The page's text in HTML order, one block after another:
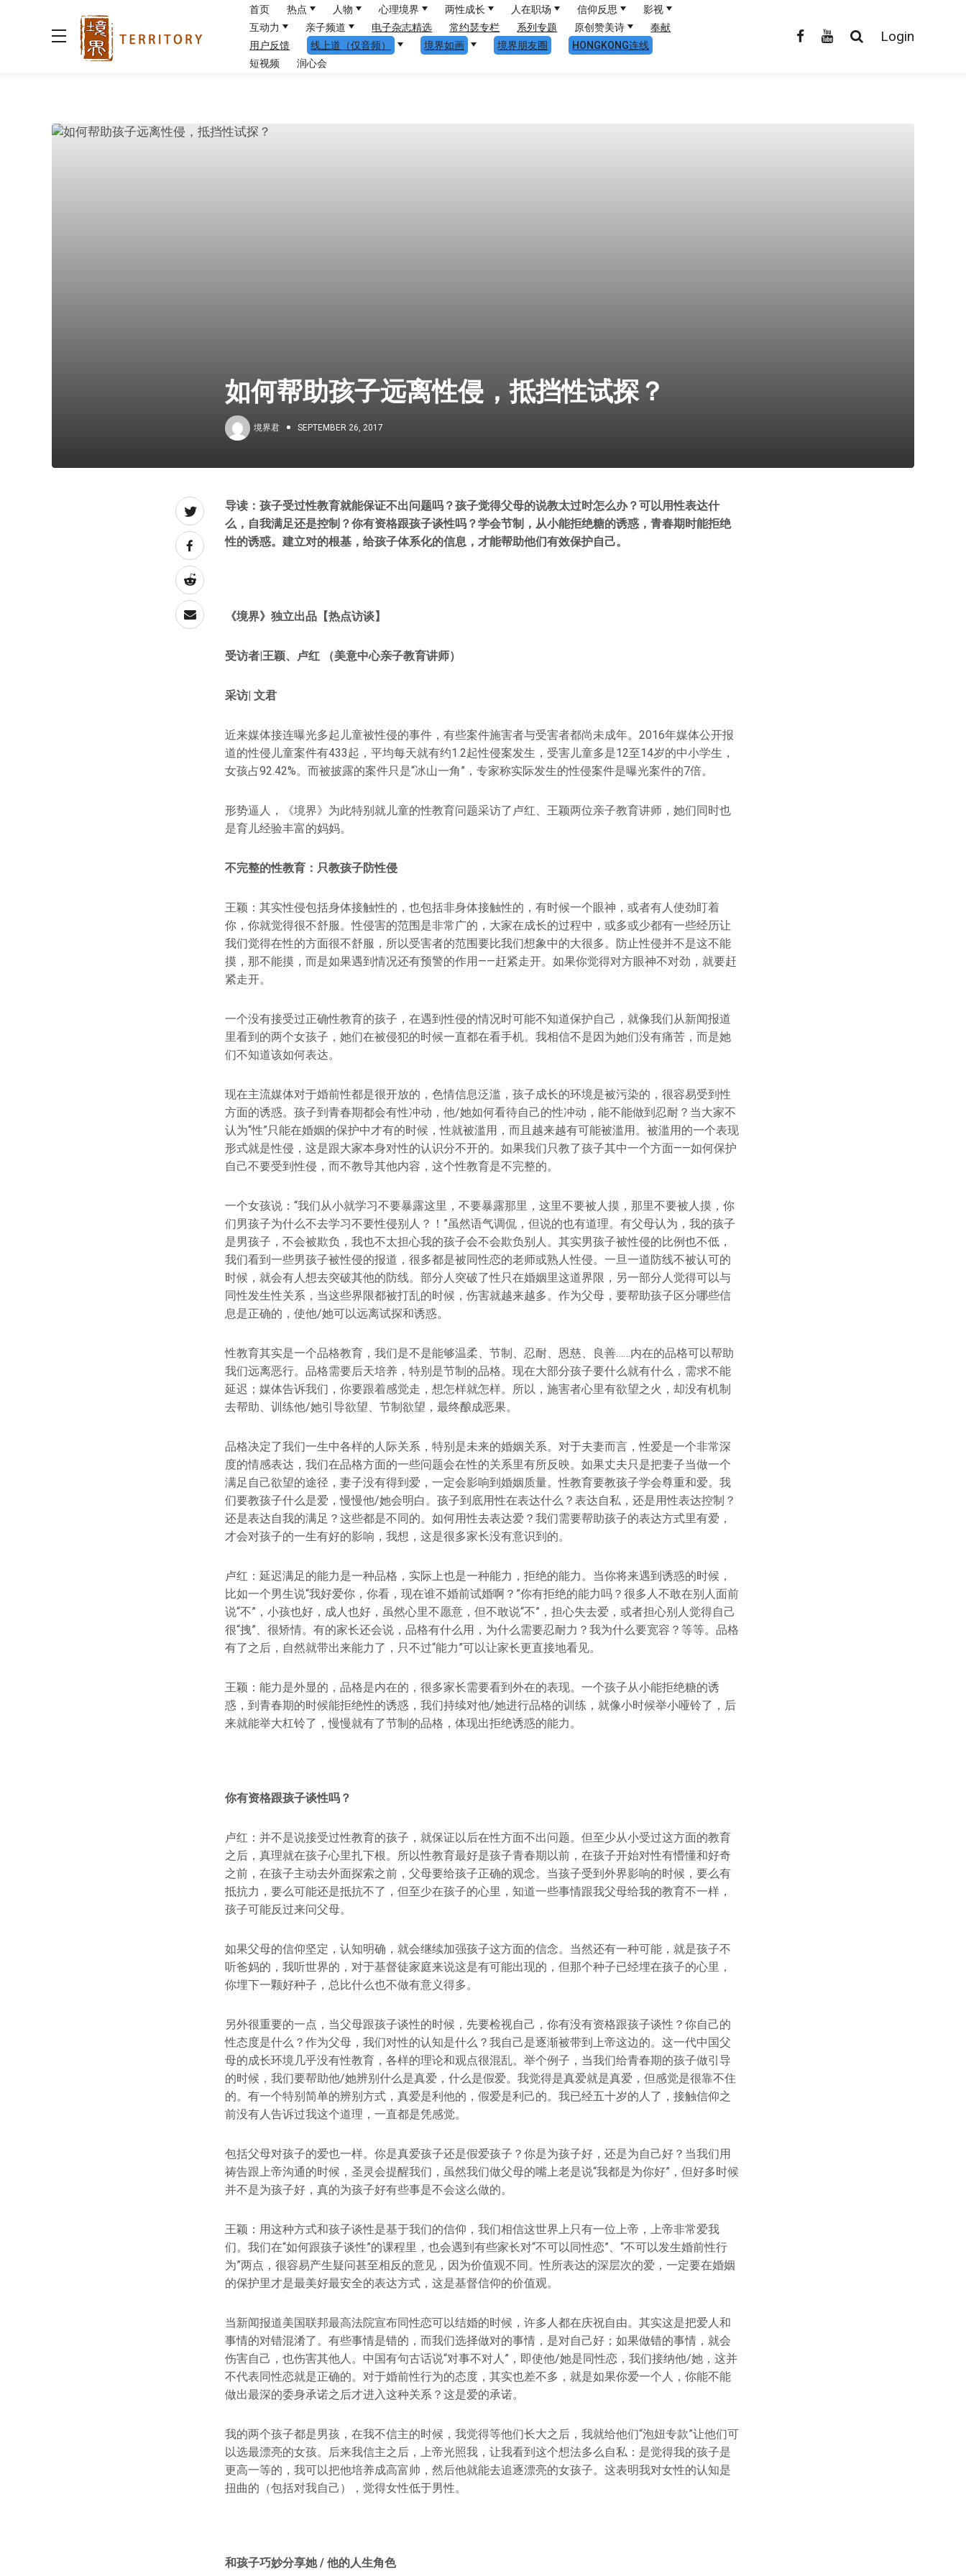
首页 热点 人物 心理境界 两性成长 人在职场 信仰反思
影视
互动力
亲子频道 电子杂志精选 常约瑟专栏 系列专题 原创赞美诗
奉献
用户反馈
线上道（仅音频） 境界如画 境界朋友圈
HONGKONG连线
短视频
润心会
Login
如何帮助孩子远离性侵，抵挡性试探？
境界君 SEPTEMBER 26, 2017
导读：孩子受过性教育就能保证不出问题吗？孩子觉得父母的说教太过时怎么办？可以用性表达什
么，自我满足还是控制？你有资格跟孩子谈性吗？学会节制，从小能拒绝糖的诱惑，青春期时能拒绝
性的诱惑。建立对的根基，给孩子体系化的信息，才能帮助他们有效保护自己。
《境界》独立出品【热点访谈】
受访者|王颖、卢红 （美意中心亲子教育讲师）
采访| 文君
近来媒体接连曝光多起儿童被性侵的事件，有些案件施害者与受害者都尚未成年。2016年媒体公开报
道的性侵儿童案件有433起，平均每天就有约1.2起性侵案发生，受害儿童多是12至14岁的中小学生，
女孩占92.42%。而被披露的案件只是“冰山一角”，专家称实际发生的性侵案件是曝光案件的7倍。
形势逼人，《境界》为此特别就儿童的性教育问题采访了卢红、王颖两位亲子教育讲师，她们同时也
是育儿经验丰富的妈妈。
不完整的性教育：只教孩子防性侵
王颖：其实性侵包括身体接触性的，也包括非身体接触性的，有时候一个眼神，或者有人使劲盯着
你，你就觉得很不舒服。性侵害的范围是非常广的，大家在成长的过程中，或多或少都有一些经历让
我们觉得在性的方面很不舒服，所以受害者的范围要比我们想象中的大很多。防止性侵并不是这不能
摸，那不能摸，而是如果遇到情况还有预警的作用——赶紧走开。如果你觉得对方眼神不对劲，就要赶
紧走开。
一个没有接受过正确性教育的孩子，在遇到性侵的情况时可能不知道保护自己，就像我们从新闻报道
里看到的两个女孩子，她们在被侵犯的时候一直都在看手机。我相信不是因为她们没有痛苦，而是她
们不知道该如何表达。
现在主流媒体对于婚前性都是很开放的，色情信息泛滥，孩子成长的环境是被污染的，很容易受到性
方面的诱惑。孩子到青春期都会有性冲动，他/她如何看待自己的性冲动，能不能做到忍耐？当大家不
认为“性”只能在婚姻的保护中才有的时候，性就被滥用，而且越来越有可能被滥用。被滥用的一个表现
形式就是性侵，这是跟大家本身对性的认识分不开的。如果我们只教了孩子其中一个方面——如何保护
自己不要受到性侵，而不教导其他内容，这个性教育是不完整的。
一个女孩说：“我们从小就学习不要暴露这里，不要暴露那里，这里不要被人摸，那里不要被人摸，你
们男孩子为什么不去学习不要性侵别人？！”虽然语气调侃，但说的也有道理。有父母认为，我的孩子
是男孩子，不会被欺负，我也不太担心我的孩子会不会欺负别人。其实男孩子被性侵的比例也不低，
我们看到一些男孩子被性侵的报道，很多都是被同性恋的老师或熟人性侵。一旦一道防线不被认可的
时候，就会有人想去突破其他的防线。部分人突破了性只在婚姻里这道界限，另一部分人觉得可以与
同性发生性关系，当这些界限都被打乱的时候，伤害就越来越多。作为父母，要帮助孩子区分哪些信
息是正确的，使他/她可以远离试探和诱惑。
性教育其实是一个品格教育，我们是不是能够温柔、节制、忍耐、恩慈、良善……内在的品格可以帮助
我们远离恶行。品格需要后天培养，特别是节制的品格。现在大部分孩子要什么就有什么，需求不能
延迟；媒体告诉我们，你要跟着感觉走，想怎样就怎样。所以，施害者心里有欲望之火，却没有机制
去帮助、训练他/她引导欲望、节制欲望，最终酿成恶果。
品格决定了我们一生中各样的人际关系，特别是未来的婚姻关系。对于夫妻而言，性爱是一个非常深
度的情感表达，我们在品格方面的一些问题会在性的关系里有所反映。如果丈夫只是把妻子当做一个
满足自己欲望的途径，妻子没有得到爱，一定会影响到婚姻质量。性教育要教孩子学会尊重和爱。我
们要教孩子什么是爱，慢慢他/她会明白。孩子到底用性在表达什么？表达自私，还是用性表达控制？
还是表达自我的满足？这些都是不同的。如何用性去表达爱？我们需要帮助孩子的表达方式里有爱，
才会对孩子的一生有好的影响，我想，这是很多家长没有意识到的。
卢红：延迟满足的能力是一种品格，实际上也是一种能力，拒绝的能力。当你将来遇到诱惑的时候，
比如一个男生说“我好爱你，你看，现在谁不婚前试婚啊？”你有拒绝的能力吗？很多人不敢在别人面前
说“不”，小孩也好，成人也好，虽然心里不愿意，但不敢说“不”，担心失去爱，或者担心别人觉得自己
很“拽”、很矫情。有的家长还会说，品格有什么用，为什么需要忍耐力？我为什么要宽容？等等。品格
有了之后，自然就带出来能力了，只不过“能力”可以让家长更直接地看见。
王颖：能力是外显的，品格是内在的，很多家长需要看到外在的表现。一个孩子从小能拒绝糖的诱
惑，到青春期的时候能拒绝性的诱惑，我们持续对他/她进行品格的训练，就像小时候举小哑铃了，后
来就能举大杠铃了，慢慢就有了节制的品格，体现出拒绝诱惑的能力。
你有资格跟孩子谈性吗？
卢红：并不是说接受过性教育的孩子，就保证以后在性方面不出问题。但至少从小受过这方面的教育
之后，真理就在孩子心里扎下根。所以性教育最好是孩子青春期以前，在孩子开始对性有懵懂和好奇
之前，在孩子主动去外面探索之前，父母要给孩子正确的观念。当孩子受到外界影响的时候，要么有
抵抗力，要么可能还是抵抗不了，但至少在孩子的心里，知道一些事情跟我父母给我的教育不一样，
孩子可能反过来问父母。
如果父母的信仰坚定，认知明确，就会继续加强孩子这方面的信念。当然还有一种可能，就是孩子不
听爸妈的，我听世界的，对于基督徒家庭来说这是有可能出现的，但那个种子已经埋在孩子的心里，
你埋下一颗好种子，总比什么也不做有意义得多。
另外很重要的一点，当父母跟孩子谈性的时候，先要检视自己，你有没有资格跟孩子谈性？你自己的
性态度是什么？作为父母，我们对性的认知是什么？我自己是逐渐被带到上帝这边的。这一代中国父
母的成长环境几乎没有性教育，各样的理论和观点很混乱。举个例子，当我们给青春期的孩子做引导
的时候，我们要帮助他/她辨别什么是真爱，什么是假爱。我觉得是真爱就是真爱，但感觉是很靠不住
的。有一个特别简单的辨别方式，真爱是利他的，假爱是利己的。我已经五十岁的人了，接触信仰之
前没有人告诉过我这个道理，一直都是凭感觉。
包括父母对孩子的爱也一样。你是真爱孩子还是假爱孩子？你是为孩子好，还是为自己好？当我们用
祷告跟上帝沟通的时候，圣灵会提醒我们，虽然我们做父母的嘴上老是说“我都是为你好”，但好多时候
并不是为孩子好，真的为孩子好有些事是不会这么做的。
王颖：用这种方式和孩子谈性是基于我们的信仰，我们相信这世界上只有一位上帝，上帝非常爱我
们。我们在“如何跟孩子谈性”的课程里，也会遇到有些家长对“不可以同性恋”、“不可以发生婚前性行
为”两点，很容易产生疑问甚至相反的意见，因为价值观不同。性所表达的深层次的爱，一定要在婚姻
的保护里才是最美好最安全的表达方式，这是基督信仰的价值观。
当新闻报道美国联邦最高法院宣布同性恋可以结婚的时候，许多人都在庆祝自由。其实这是把爱人和
事情的对错混淆了。有些事情是错的，而我们选择做对的事情，是对自己好；如果做错的事情，就会
伤害自己，也伤害其他人。中国有句古话说“对事不对人”，即使他/她是同性恋，我们接纳他/她，这并
不代表同性恋就是正确的。对于婚前性行为的态度，其实也差不多，就是如果你爱一个人，你能不能
做出最深的委身承诺之后才进入这种关系？这是爱的承诺。
我的两个孩子都是男孩，在我不信主的时候，我觉得等他们长大之后，我就给他们“泡妞专款”让他们可
以选最漂亮的女孩。后来我信主之后，上帝光照我，让我看到这个想法多么自私：是觉得我的孩子是
更高一等的，我可以把他培养成高富帅，然后他就能去追逐漂亮的女孩子。这表明我对女性的认知是
扭曲的（包括对我自己），觉得女性低于男性。
和孩子巧妙分享她 / 他的人生角色